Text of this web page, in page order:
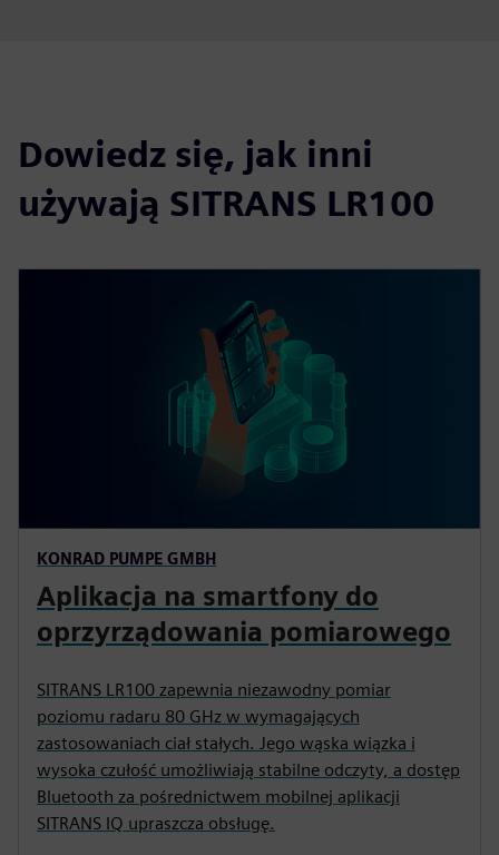
Dowiedz się, jak inni
używają SITRANS LR100
KONRAD PUMPE GMBH
Aplikacja na smartfony do
oprzyrządowania pomiarowego
SITRANS LR100 zapewnia niezawodny pomiar
poziomu radaru 80 GHz w wymagających
zastosowaniach ciał stałych. Jego wąska wiązka i
wysoka czułość umożliwiają stabilne odczyty, a dostęp
Bluetooth za pośrednictwem mobilnej aplikacji
SITRANS IQ upraszcza obsługę.